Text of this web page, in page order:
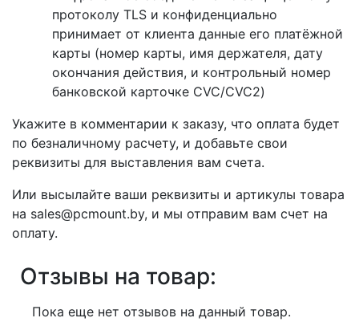
протоколу TLS и конфиденциально
принимает от клиента данные его платёжной
карты (номер карты, имя держателя, дату
окончания действия, и контрольный номер
банковской карточке CVC/CVC2)
Укажите в комментарии к заказу, что оплата будет
по безналичному расчету, и добавьте свои
реквизиты для выставления вам счета.
Или высылайте ваши реквизиты и артикулы товара
на sales@pcmount.by, и мы отправим вам счет на
оплату.
Отзывы на товар:
Пока еще нет отзывов на данный товар.